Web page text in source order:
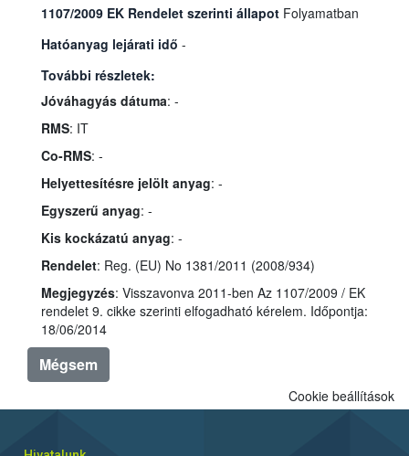
1107/2009 EK Rendelet szerinti állapot Folyamatban
Hatóanyag lejárati idő -
További részletek:
Jóváhagyás dátuma: -
RMS: IT
Co-RMS: -
Helyettesítésre jelölt anyag: -
Egyszerű anyag: -
Kis kockázatú anyag: -
Rendelet: Reg. (EU) No 1381/2011 (2008/934)
Megjegyzés: Visszavonva 2011-ben Az 1107/2009 / EK
rendelet 9. cikke szerinti elfogadható kérelem. Időpontja:
18/06/2014
Mégsem
Cookie beállítások